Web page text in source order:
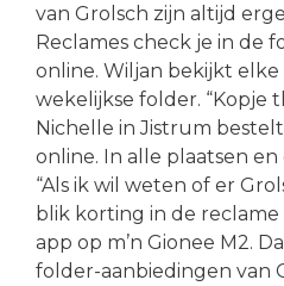
van Grolsch zijn altijd
Reclames check je in de
online. Wiljan bekijkt elke
wekelijkse folder. “Kopje
Nichelle in Jistrum
online. In alle plaatsen
“Als ik wil weten of er
blik korting in de reclame
app op m’n Gionee M2.
folder-aanbiedingen van